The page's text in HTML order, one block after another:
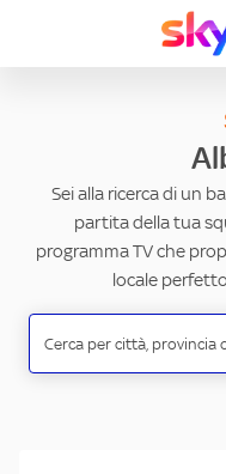
Sei alla ricerca di un
partita della tua
programma TV che
locale